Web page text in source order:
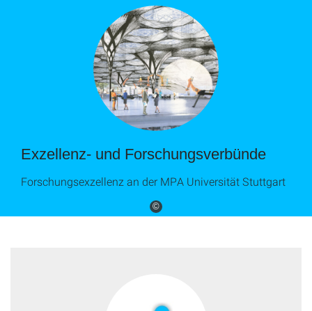
©
Exzellenz- und Forschungsverbünde
Forschungsexzellenz an der MPA Universität Stuttgart